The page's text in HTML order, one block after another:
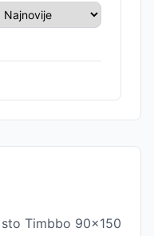
sto Timbbo 90x150